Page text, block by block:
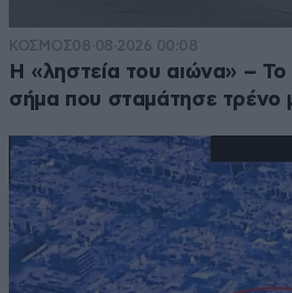
ΚΟΣΜΟΣ08·08·2026 00:08
Η «ληστεία του αιώνα» – Το
σήμα που σταμάτησε τρένο